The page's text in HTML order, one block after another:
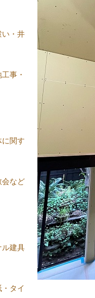
い・井
事・
関す
会など
ル建具
タイ